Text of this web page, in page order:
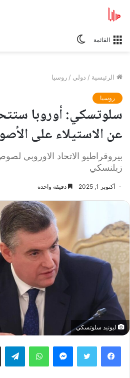
القائمة
الرئيسية / دولي / روسيا
روسيا
سلوتسكي: أوروبا
عن الاستيلاء على
بيروقراطيو الاتحاد الاوروبي
زيلنسكي
أكتوبر 1, 2025 دقيقة واحدة
ليونيد سلوتسكي
فيسبوك تويتر ماسنجر واتساب